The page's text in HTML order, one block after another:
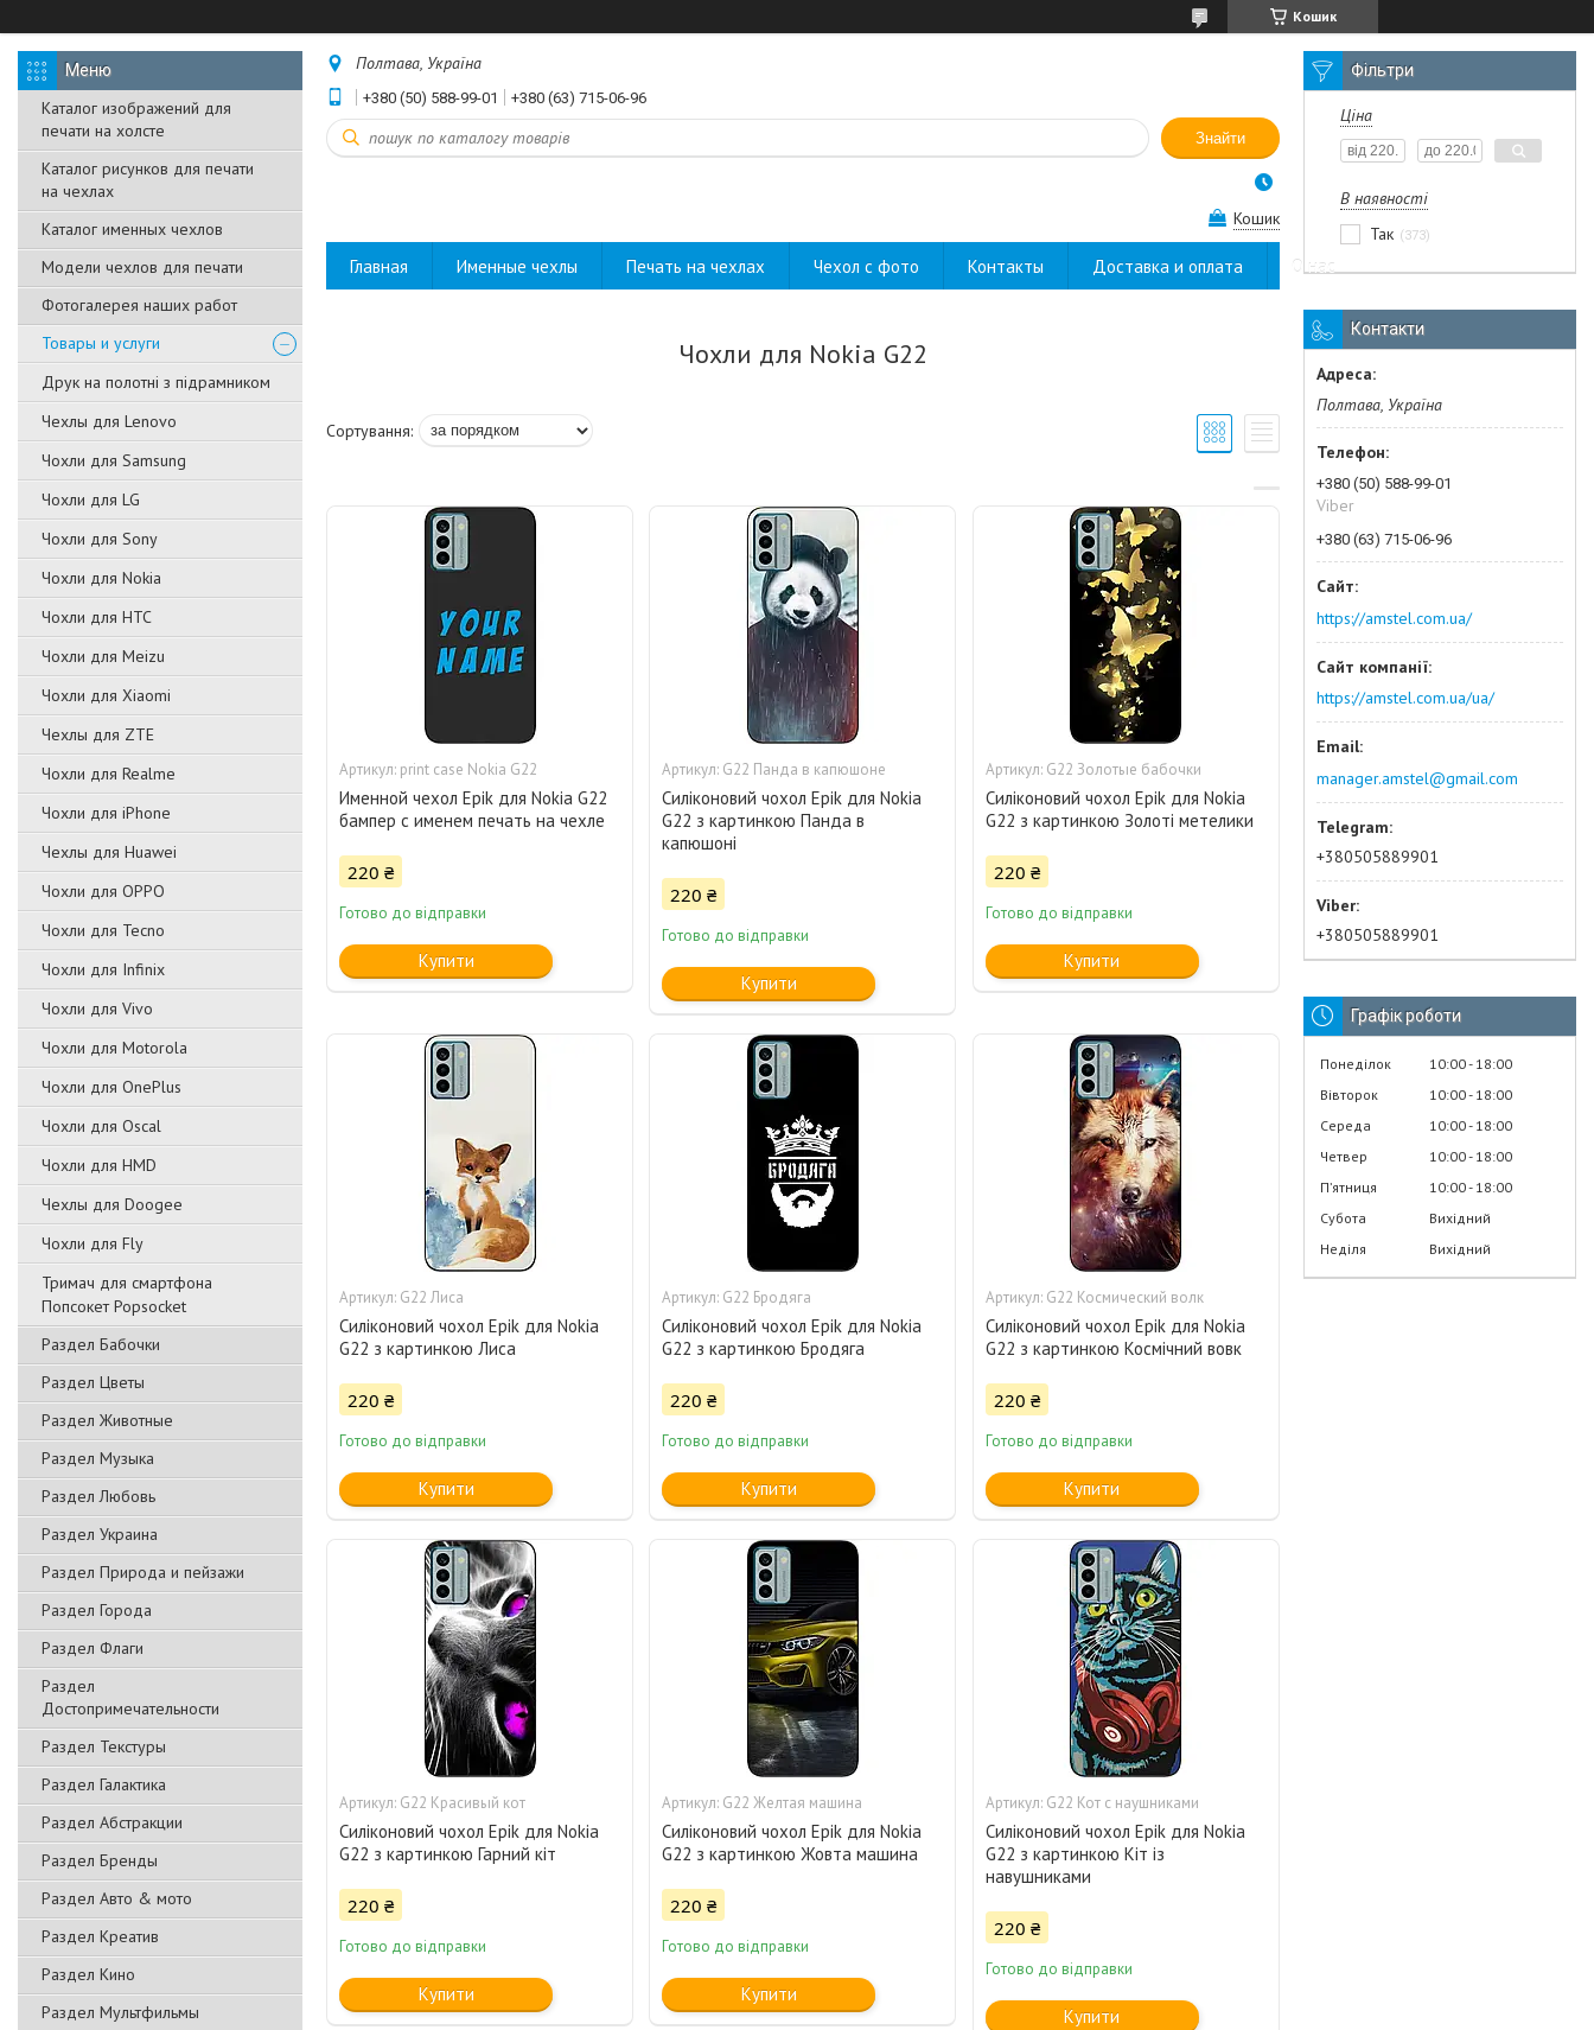
Кошик
Каталог изображений для
печати на холсте
Каталог рисунков для печати
на чехлах
Каталог именных чехлов
Модели чехлов для печати
Фотогалерея наших работ
Товары и услуги
Друк на полотні з підрамником
Чехлы для Lenovo
Чохли для Samsung
Чохли для LG
Чохли для Sony
Чохли для Nokia
Чохли для HTC
Чохли для Meizu
Чохли для Xiaomi
Чехлы для ZTE
Чохли для Realme
Чохли для iPhone
Чехлы для Huawei
Чохли для OPPO
Чохли для Tecno
Чохли для Infinix
Чохли для Vivo
Чохли для Motorola
Чохли для OnePlus
Чохли для Oscal
Чохли для HMD
Чехлы для Doogee
Чохли для Fly
Тримач для смартфона
Попсокет Popsocket
Раздел Бабочки
Раздел Цветы
Раздел Животные
Раздел Музыка
Раздел Любовь
Раздел Украина
Раздел Природа и пейзажи
Раздел Города
Раздел Флаги
Раздел
Достопримечательности
Раздел Текстуры
Раздел Галактика
Раздел Абстракции
Раздел Бренды
Раздел Авто & мото
Раздел Креатив
Раздел Кино
Раздел Мультфильмы
Полтава, Україна
+380 (50) 588-99-01 +380 (63) 715-06-96
Знайти
Кошик
Главная Именные чехлы Печать на чехлах Чехол с фото Контакты Доставка и оплата О нас
Чохли для Nokia G22
print case Nokia G22
Именной чехол Epik для Nokia G22
бампер с именем печать на чехле
220 ₴
Готово до відправки
Купити
G22 Панда в капюшоне
Силіконовий чохол Epik для Nokia
G22 з картинкою Панда в
капюшоні
220 ₴
Готово до відправки
Купити
G22 Золотые бабочки
Силіконовий чохол Epik для Nokia
G22 з картинкою Золоті метелики
220 ₴
Готово до відправки
Купити
G22 Лиса
Силіконовий чохол Epik для Nokia
G22 з картинкою Лиса
220 ₴
Готово до відправки
Купити
G22 Бродяга
Силіконовий чохол Epik для Nokia
G22 з картинкою Бродяга
220 ₴
Готово до відправки
Купити
G22 Космический волк
Силіконовий чохол Epik для Nokia
G22 з картинкою Космічний вовк
220 ₴
Готово до відправки
Купити
G22 Красивый кот
Силіконовий чохол Epik для Nokia
G22 з картинкою Гарний кіт
220 ₴
Готово до відправки
Купити
G22 Желтая машина
Силіконовий чохол Epik для Nokia
G22 з картинкою Жовта машина
220 ₴
Готово до відправки
Купити
G22 Кот с наушниками
Силіконовий чохол Epik для Nokia
G22 з картинкою Кіт із
навушниками
220 ₴
Готово до відправки
Купити
Фільтри
Ціна
В наявності
Так
373
Контакти
Полтава, Україна
+380 (50) 588-99-01
Viber
+380 (63) 715-06-96
https://amstel.com.ua/
https://amstel.com.ua/ua/
manager.amstel@gmail.com
+380505889901
+380505889901
Графік роботи
Понеділок 10:00 18:00
Вівторок
10:00 18:00
Середа
10:00 18:00
Четвер
10:00 18:00
Пʼятниця
10:00 18:00
Субота
Вихідний
Неділя
Вихідний